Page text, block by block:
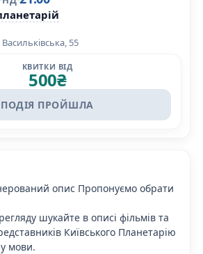
55
КВИТКИ ВІД
500₴
ПОДІЯ ПРОЙШЛА
опис Пропонуємо обрати
шукайте в описі фільмів та
Київського Планетарію
мови.